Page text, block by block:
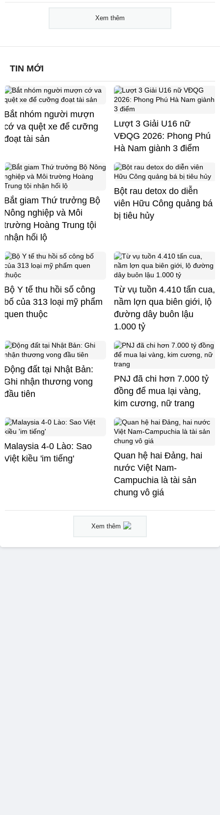
Xem thêm
TIN MỚI
Bắt nhóm người mượn
cớ va quệt xe để cưỡng
đoạt tài sản
Lượt 3 Giải U16 nữ
VĐQG 2026: Phong Phú
Hà Nam giành 3 điểm
Bắt giam Thứ trưởng Bộ
Nông nghiệp và Môi
trường Hoàng Trung tội
nhận hối lộ
Bột rau detox do diễn
viên Hữu Công quảng bá
bị tiêu hủy
Bộ Y tế thu hồi số công
bố của 313 loại mỹ phẩm
quen thuộc
Từ vụ tuồn 4.410 tấn cua,
nầm lợn qua biên giới, lộ
đường dây buôn lậu
1.000 tỷ
Động đất tại Nhật Bản:
Ghi nhận thương vong
đầu tiên
PNJ đã chi hơn 7.000 tỷ
đồng để mua lại vàng,
kim cương, nữ trang
Malaysia 4-0 Lào: Sao
Việt kiều 'im tiếng'
Quan hệ hai Đảng, hai
nước Việt Nam-
Campuchia là tài sản
chung vô giá ​
Xem thêm